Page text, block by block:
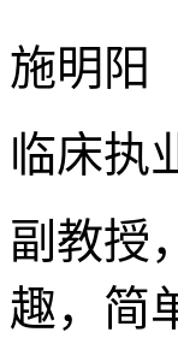
施明阳
临床执
副教授
趣，简